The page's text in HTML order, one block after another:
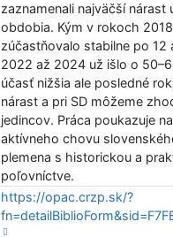
zaznamenali najväčší
obdobia. Kým v rokoch 2018
zúčastňovalo stabilne po
2022 až 2024 už išlo o
účasť nižšia ale posledné
nárast a pri SD môžeme
jedincov. Práca poukazuje
aktívneho chovu
plemena s historickou a
poľovníctve.
https://opac.crzp.sk/?